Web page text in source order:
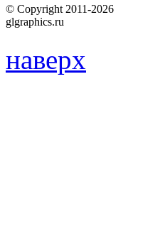
© Copyright 2011-2026
glgraphics.ru
наверх